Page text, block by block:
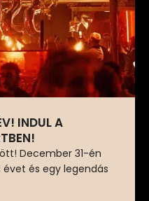
INDUL A
December 31-én
és egy legendás